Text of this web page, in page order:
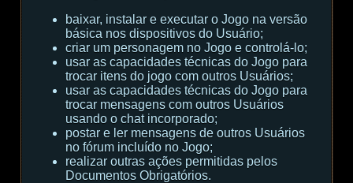
baixar, instalar e executar o Jogo na versão
básica nos dispositivos do Usuário;
criar um personagem no Jogo e controlá-lo;
usar as capacidades técnicas do Jogo para
trocar itens do jogo com outros Usuários;
usar as capacidades técnicas do Jogo para
trocar mensagens com outros Usuários
usando o chat incorporado;
postar e ler mensagens de outros Usuários
no fórum incluído no Jogo;
realizar outras ações permitidas pelos
Documentos Obrigatórios.